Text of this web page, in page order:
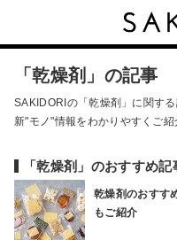
「乾燥剤」の記事
SAKIDORIの「乾燥剤」に関す
新"モノ"情報をわかりやすくご
「乾燥剤」のおすすめ記
乾燥剤のおすす
もご紹介